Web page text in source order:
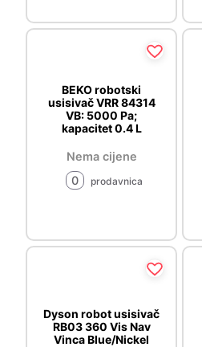
BEKO robotski
usisivač VRR 84314
VB: 5000 Pa;
kapacitet 0.4 L
Nema cijene
0
prodavnica
Dyson robot usisivač
RB03 360 Vis Nav
Vinca Blue/Nickel